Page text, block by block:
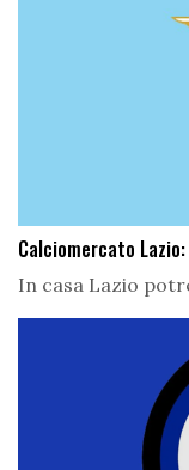
Calciomercato
In casa Lazio